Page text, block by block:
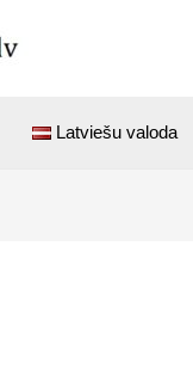
Latviešu valoda